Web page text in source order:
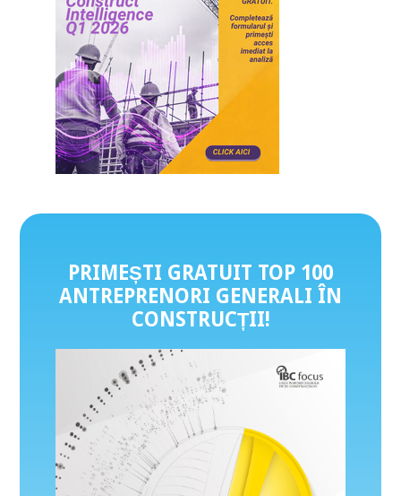
PRIMEȘTI GRATUIT TOP 100
ANTREPRENORI GENERALI ÎN
CONSTRUCȚII!